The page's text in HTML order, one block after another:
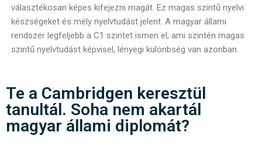
választékosan képes kifejezni magát. Ez magas szintű nyelvi
készségeket és mély nyelvtudást jelent. A magyar állami
rendszer legfeljebb a C1 szintet ismeri el, ami szintén magas
szintű nyelvtudást képvisel, lényegi különbség van azonban.
Te a Cambridgen keresztül
tanultál. Soha nem akartál
magyar állami diplomát?